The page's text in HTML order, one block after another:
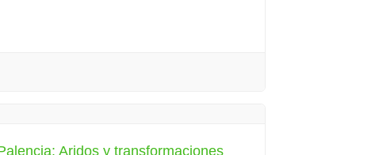
Aridos y transformaciones